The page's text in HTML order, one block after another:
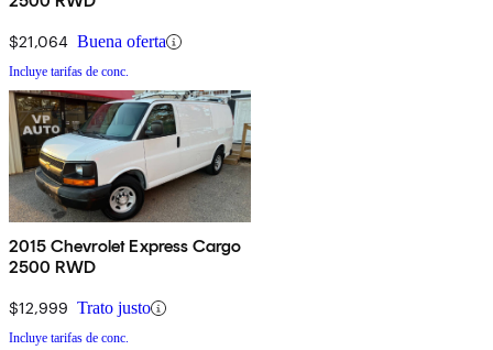
$21,064 Buena oferta
Incluye tarifas de conc.
2015 Chevrolet Express Cargo
2500 RWD
$12,999 Trato justo
Incluye tarifas de conc.